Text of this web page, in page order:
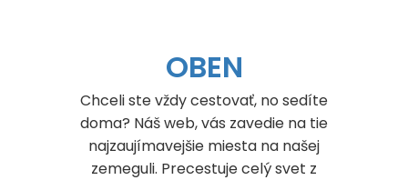
OBEN
Chceli ste vždy cestovať, no sedíte
doma? Náš web, vás zavedie na tie
najzaujímavejšie miesta na našej
zemeguli. Precestuje celý svet z